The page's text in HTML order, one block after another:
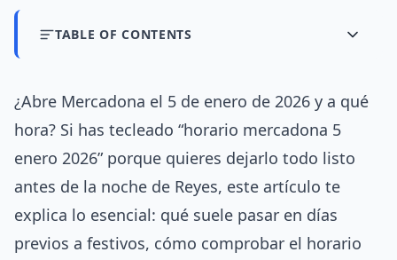
TABLE OF CONTENTS
¿Abre Mercadona el 5 de enero de 2026 y a qué
hora? Si has tecleado “horario mercadona 5
enero 2026” porque quieres dejarlo todo listo
antes de la noche de Reyes, este artículo te
explica lo esencial: qué suele pasar en días
previos a festivos, cómo comprobar el horario